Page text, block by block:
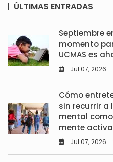
ÚLTIMAS ENTRADAS
Septiembre
momento
UCMAS es
Jul 07, 2026
Cómo
sin recurrir a
mental
mente activa
Jul 07, 2026